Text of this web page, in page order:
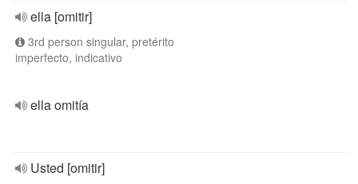
ella [omitir]
3rd person singular, pretérito
imperfecto, indicativo
ella omitía
Usted [omitir]